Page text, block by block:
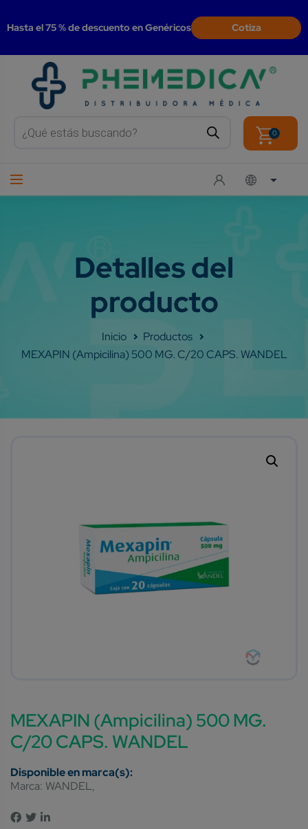
Hasta el 75 % de descuento en Genéricos Cotiza
search 0
Shop
MEXAPIN (Ampicilina) 500 MG. C/20 CAPS. WANDEL
MEXAPIN (Ampicilina) 500 MG.
C/20 CAPS. WANDEL
Marca: WANDEL